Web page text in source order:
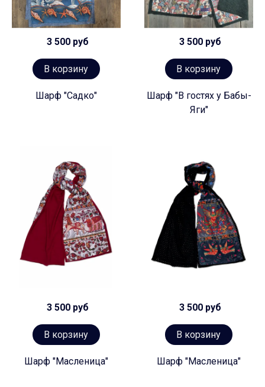
3 500 руб
В корзину
Шарф "Садко"
3 500 руб
В корзину
Шарф "В гостях у Бабы-
Яги"
3 500 руб
В корзину
Шарф "Масленица"
3 500 руб
В корзину
Шарф "Масленица"